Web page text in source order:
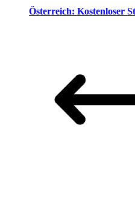
Österreich: Kostenloser